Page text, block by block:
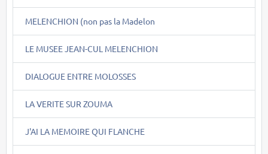
MELENCHION (non pas la Madelon
LE MUSEE JEAN-CUL MELENCHION
DIALOGUE ENTRE MOLOSSES
LA VERITE SUR ZOUMA
J'AI LA MEMOIRE QUI FLANCHE